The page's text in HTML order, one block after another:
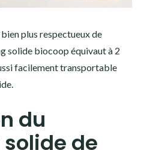
plus respectueux de
solide biocoop équivaut à 2
facilement transportable
du
de